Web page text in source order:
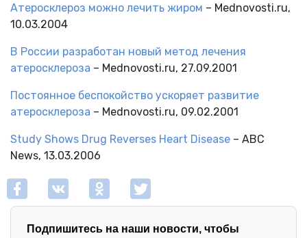
Атеросклероз можно лечить жиром – Mednovosti.ru,
10.03.2004
В России разработан новый метод лечения
атеросклероза – Mednovosti.ru, 27.09.2001
Постоянное беспокойство ускоряет развитие
атеросклероза – Mednovosti.ru, 09.02.2001
Study Shows Drug Reverses Heart Disease – ABC
News, 13.03.2006
Подпишитесь на наши новости, чтобы